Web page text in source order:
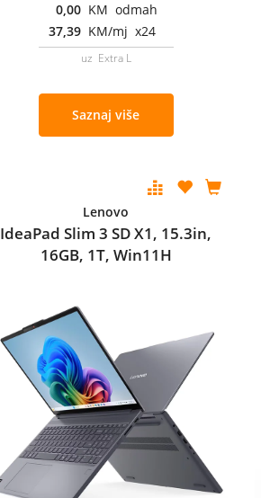
0,00 KM odmah
37,39 KM/mj x24
uz Extra L
Saznaj više
Lenovo
IdeaPad Slim 3 SD X1, 15.3in,
16GB, 1T, Win11H